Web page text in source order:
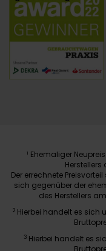
1 Ehemaliger
Der errechnete
sich gegenüber der
des Herstellers
2 Hierbei handelt es sich
3 Hierbei handelt es